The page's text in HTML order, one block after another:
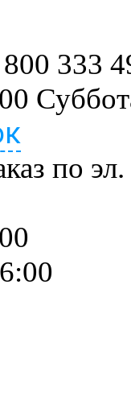
333
по